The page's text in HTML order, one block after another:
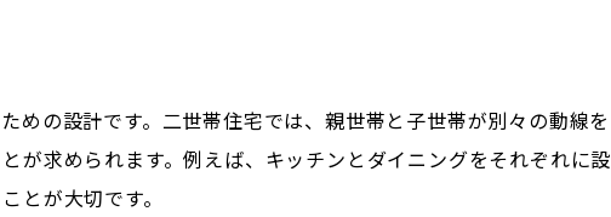
めの設計です。二世帯住宅では、親世帯と子世帯が別々の動線を
が求められます。例えば、キッチンとダイニングをそれぞれに設
とが大切です。